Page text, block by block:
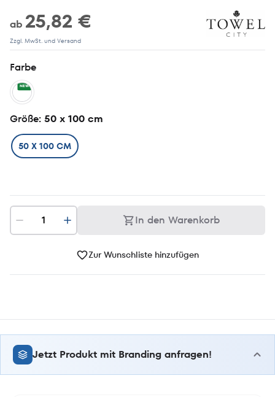
ab 25,82 €
Zzgl. MwSt. und Versand
Farbe
NEW
Größe: 50 x 100 cm
50 X 100 CM
In den Warenkorb
Zur Wunschliste hinzufügen
Jetzt Produkt mit Branding anfragen!